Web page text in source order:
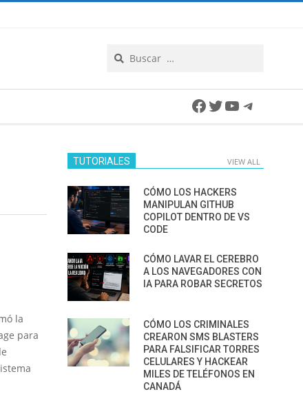
Facebook
Twitter
YouTube
la
para
TUTORIALES VIEW ALL
CÓMO LOS HACKERS
MANIPULAN GITHUB
COPILOT DENTRO DE VS
CODE
CÓMO LAVAR EL CEREBRO
A LOS NAVEGADORES CON
IA PARA ROBAR SECRETOS
CÓMO LOS CRIMINALES
CREARON SMS BLASTERS
PARA FALSIFICAR TORRES
CELULARES Y HACKEAR
MILES DE TELÉFONOS EN
CANADÁ